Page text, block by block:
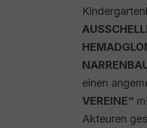
einen
VEREINE“
Akteuren